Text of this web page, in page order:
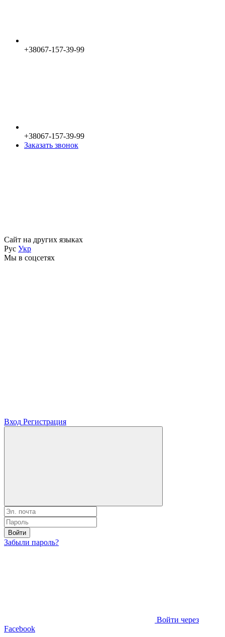
+38067-157-39-99
+38067-157-39-99
Заказать звонок
Сайт на других языках
Рус Укр
Мы в соцсетях
Вход Регистрация
Войти
Забыли пароль?
Войти через
Facebook